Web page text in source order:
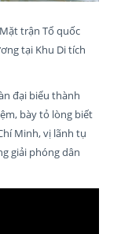
trận Tổ quốc
tại Khu Di tích
đại biểu thành
bày tỏ lòng biết
Minh, vị lãnh tụ
giải phóng dân